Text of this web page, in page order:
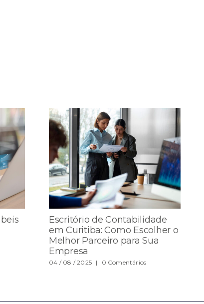
Escritório de Contabilidade
em Curitiba: Como Escolher o
Melhor Parceiro para Sua
Empresa
04 / 08 / 2025 | 0 Comentários